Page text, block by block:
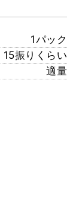
1パック
15振りくらい
適量